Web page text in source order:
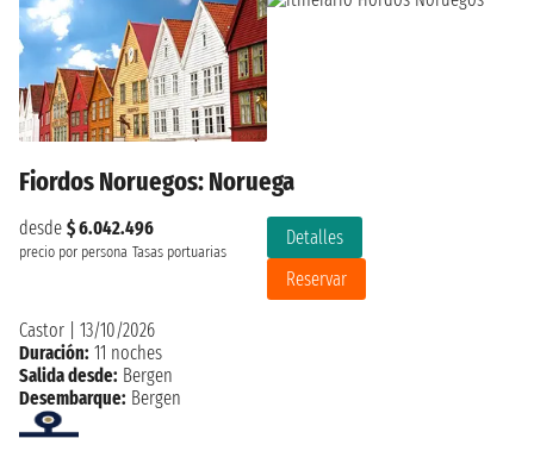
Fiordos Noruegos: Noruega
desde $ 6.042.496
precio por persona Tasas portuarias
Detalles
Reservar
Castor
13/10/2026
Duración: 11 noches
Salida desde: Bergen
Desembarque: Bergen